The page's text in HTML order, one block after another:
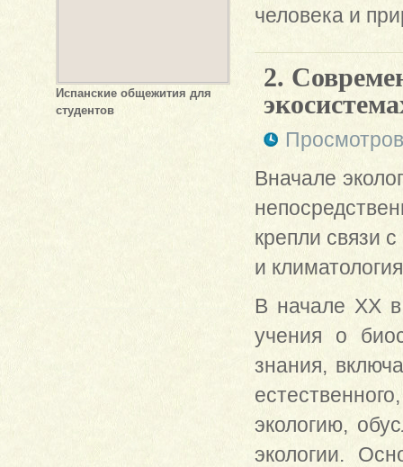
Испанские общежития для
студентов
человека и
2.
Вначале
крепли связи
и
В начале XX
учения о
знания,
экологию,
экологии.